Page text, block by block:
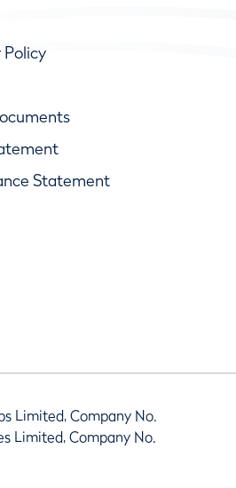
Policy
Statement
Limited, Company No.
Limited, Company No.